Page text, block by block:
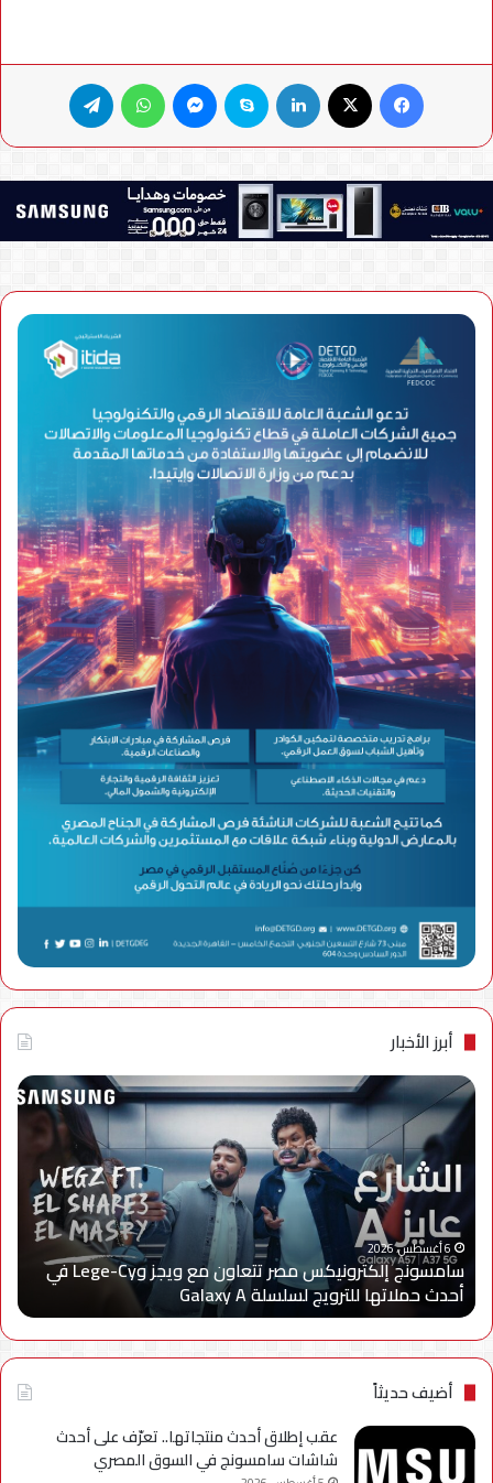
فيسبوك لينكدإن سكايب ماسنجر واتساب
أبرز الأخبار
سامسونج
إلكترونيكس
مصر
تتعاون
ويجز
وLege-
Cy
في
أحدث
حملاتها
للترويج
لسلسلة
Galaxy
A
6 أغسطس، 2026
سامسونج إلكترونيكس مصر تتعاون مع ويجز وLege-Cy في
أحدث حملاتها للترويج لسلسلة Galaxy A
My
أضيف حديثاً
عقب إطلاق أحدث منتجاتها.. تعرّف على أحدث
شاشات سامسونج في السوق المصري